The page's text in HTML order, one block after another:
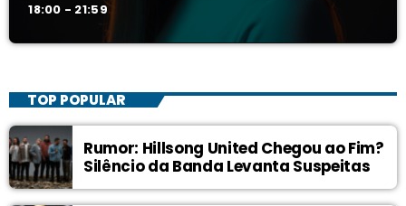
18:00 - 21:59
TOP POPULAR
Rumor: Hillsong United Chegou ao Fim?
Silêncio da Banda Levanta Suspeitas